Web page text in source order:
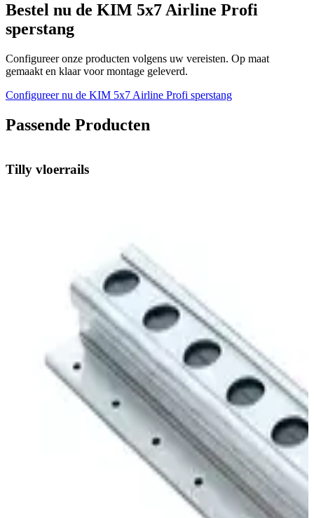
Bestel nu de KIM 5x7 Airline Profi
sperstang
Configureer onze producten volgens uw vereisten. Op maat
gemaakt en klaar voor montage geleverd.
Configureer nu de KIM 5x7 Airline Profi sperstang
Passende Producten
Tilly vloerrails